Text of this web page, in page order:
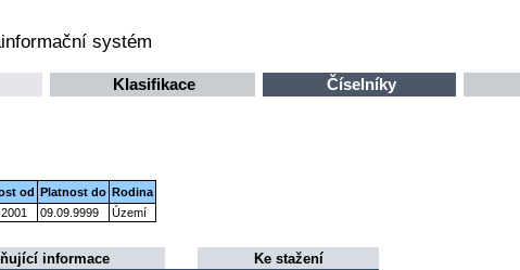
systém
Klasifikace Číselníky
od Platnost do Rodina
09.09.9999 Území
informace Ke stažení